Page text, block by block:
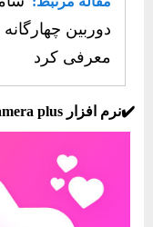
معرفی کرد
✔️نرم‌ افزار Beauty camera plus | برنامه ادیت عکس چهره